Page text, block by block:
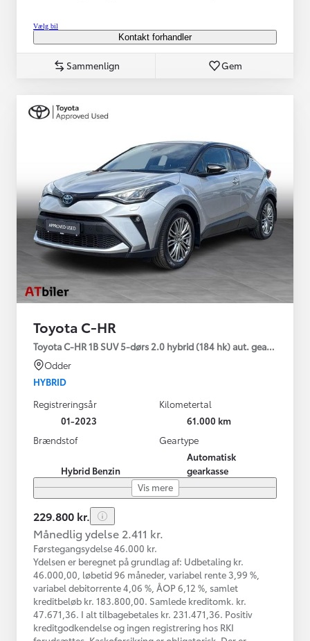
Vælg bil
Kontakt forhandler
Sammenlign Gem
Toyota C-HR
Toyota C-HR 1B SUV 5-dørs 2.0 hybrid (184 hk) aut. gear C-HIC
Odder
HYBRID
Registreringsår
01-2023
Kilometertal
61.000 km
Brændstof
Hybrid Benzin
Geartype
Automatisk
gearkasse
Vis mere
229.800 kr.
Månedlig ydelse 2.411 kr.
Førstegangsydelse 46.000 kr.
Ydelsen er beregnet på grundlag af: Udbetaling kr.
46.000,00, løbetid 96 måneder, variabel rente 3,99 %,
variabel debitorrente 4,06 %, ÅOP 6,12 %, samlet
kreditbeløb kr. 183.800,00. Samlede kreditomk. kr.
47.671,36. I alt tilbagebetales kr. 231.471,36. Positiv
kreditgodkendelse og ingen registrering hos RKI